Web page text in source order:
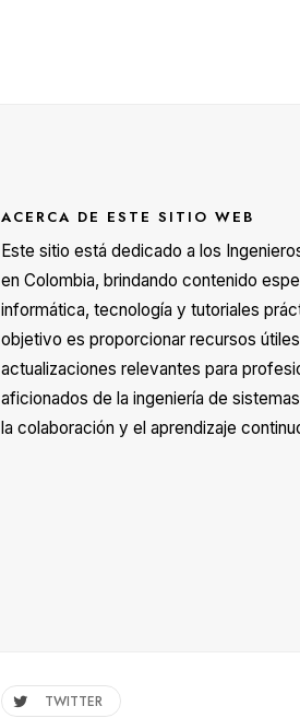
ACERCA DE ESTE SITIO WEB
Este sitio está dedicado a los
en Colombia, brindando contenido
informática, tecnología y tutoriales
objetivo es proporcionar recursos
actualizaciones relevantes para
aficionados de la ingeniería de
la colaboración y el aprendizaje
TWITTER